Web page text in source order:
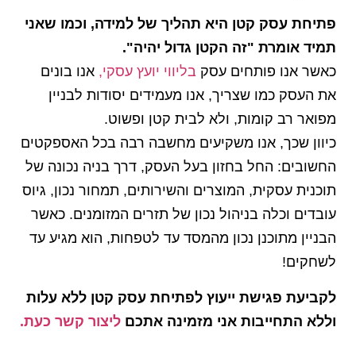
פתיחת עסק קטן היא תהליך של למידה, וכמו שאני
תמיד אומרת "זה הקטן גדול יהיה".
כאשר אנו פותחים עסק בליווי יועץ עסקי, אנו בונים
את העסק כמו שצריך, אנו מעמידים יסודות לבניין
מפואר רב קומות, ולא לבית קטן ופשוט.
כיוון שכך, אנו משקיעים מחשבה רבה בכל האספקטים
החשובים: החל בחזון בעל העסק, דרך בניה נכונה של
תוכנית עסקית, המוצרים והשירותים, תמחור נכון, גיוס
עובדים וכלה בניהול נכון של תזרים המזומנים. כאשר
הבניין מתוכנן נכון מהמסד עד לטפחות, הוא מגיע עד
לשחקים!
לקביעת פגישת ייעוץ לפתיחת עסק קטן ללא עלות
וללא התחייבות אני מזמינה אתכם ליצור קשר כעת.